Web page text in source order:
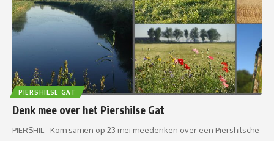
PIERSHILSE GAT
Denk mee over het Piershilse Gat
PIERSHIL - Kom samen op 23 mei meedenken over een Piershilsche